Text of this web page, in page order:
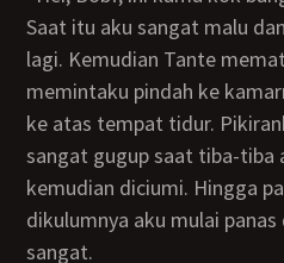
Saat itu aku sangat malu dan tidak bisa berkata-kata
lagi. Kemudian Tante
memintaku pindah ke
ke atas tempat tidur.
sangat gugup saat tiba-tiba
kemudian diciumi. Hingga
dikulumnya aku mulai
sangat.